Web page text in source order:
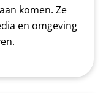
komen. Ze
en omgeving